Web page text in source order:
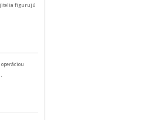
figurujú